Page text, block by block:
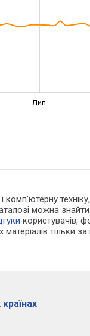
Лип.
і комп'ютерну
можна
користувачів,
тільки